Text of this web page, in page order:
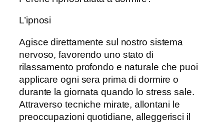
L’ipnosi
Agisce direttamente sul nostro sistema
nervoso, favorendo uno stato di
rilassamento profondo e naturale che puoi
applicare ogni sera prima di dormire o
durante la giornata quando lo stress sale.
Attraverso tecniche mirate, allontani le
preoccupazioni quotidiane, alleggerisci il